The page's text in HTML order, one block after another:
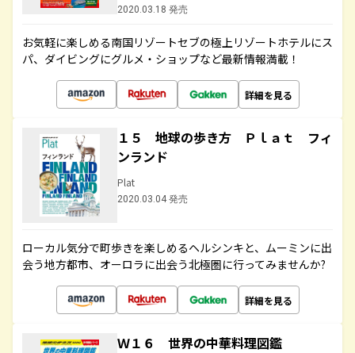
2020.03.18 発売
お気軽に楽しめる南国リゾートセブの極上リゾートホテルにス
パ、ダイビングにグルメ・ショップなど最新情報満載！
詳細を見る
１５ 地球の歩き方 Ｐｌａｔ フィ
ンランド
Plat
2020.03.04 発売
ローカル気分で町歩きを楽しめるヘルシンキと、ムーミンに出
会う地方都市、オーロラに出会う北極圏に行ってみませんか?
詳細を見る
Ｗ１６ 世界の中華料理図鑑